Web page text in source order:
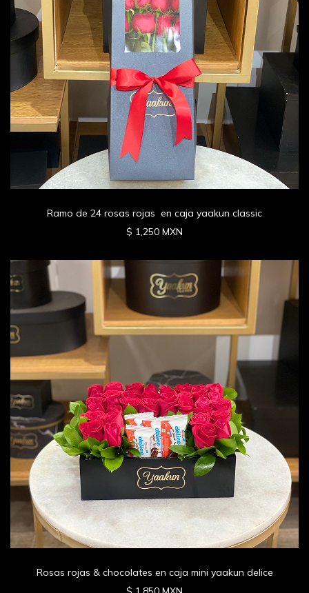
Ramo de 24 rosas rojas en caja yaakun classic
$ 1,250 MXN
Rosas rojas & chocolates en caja mini yaakun delice